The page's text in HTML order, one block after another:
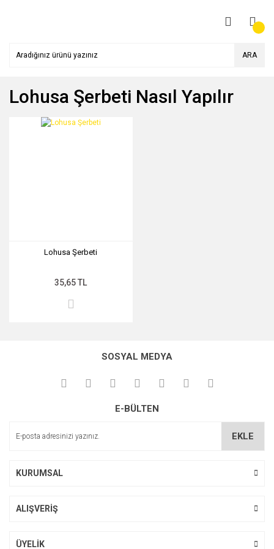
ARA
Lohusa Şerbeti Nasıl Yapılır
Lohusa Şerbeti
35,65 TL
SOSYAL MEDYA
E-BÜLTEN
EKLE
KURUMSAL
ALIŞVERİŞ
ÜYELİK